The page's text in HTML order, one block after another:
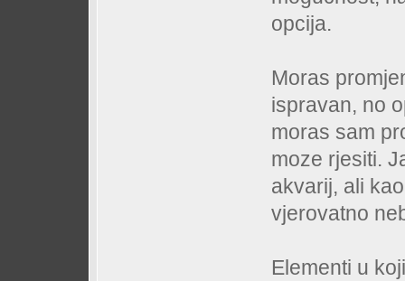
opcija.
Moras
ispravan, no
moras sam
moze rjesiti.
akvarij, ali
vjerovatno
Elementi u